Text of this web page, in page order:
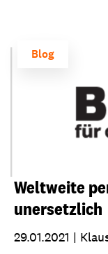
Blog
Weltweite
unersetzlich
29.01.2021 |